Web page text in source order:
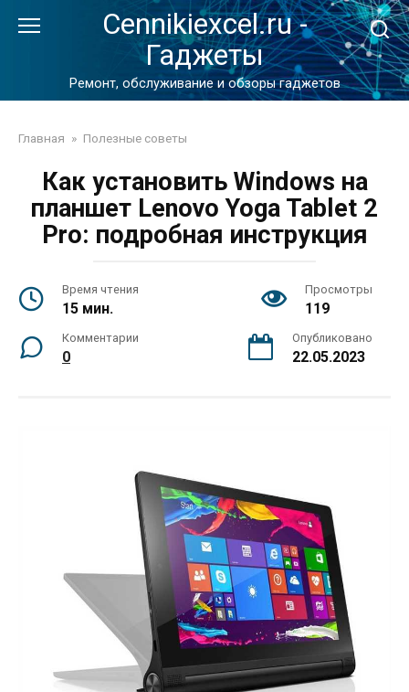
Cennikiexcel.ru -
Гаджеты
Ремонт, обслуживание и обзоры гаджетов
Главная » Полезные советы
Как установить Windows на
планшет Lenovo Yoga Tablet 2
Pro: подробная инструкция
Время чтения
15 мин.
Просмотры
119
Комментарии
0
Опубликовано
22.05.2023